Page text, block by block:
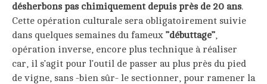
désherbons pas chimiquement depuis près de 20 ans.
Cette opération culturale sera obligatoirement suivie
dans quelques semaines du fameux ’’débuttage’’
opération inverse, encore plus technique à réaliser
car, il s’agit pour l’outil de passer au plus près du pied
de vigne, sans -bien sûr- le sectionner, pour ramener la